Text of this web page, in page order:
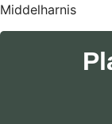
Middelharnis